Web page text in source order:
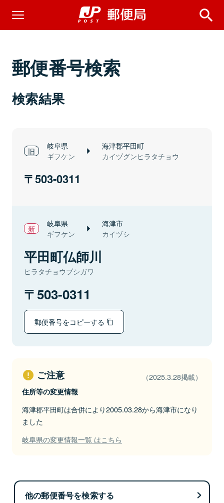
郵便番号検索
検索結果
岐阜県
ギフケン
海津郡平田町
カイヅグンヒラタチョウ
503-0311
岐阜県
ギフケン
海津市
カイヅシ
平田町仏師川
ヒラタチョウブシガワ
503-0311
郵便番号をコピーする
ご注意 （2025.3.28掲載）
住所等の変更情報
海津郡平田町は合併により2005.03.28から海津市になり
ました
岐阜県の変更情報一覧 はこちら
他の郵便番号を検索する